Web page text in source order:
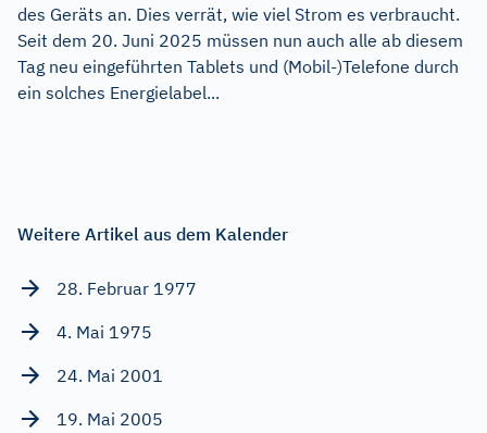
des Geräts an. Dies verrät, wie viel Strom es verbraucht.
Seit dem 20. Juni 2025 müssen nun auch alle ab diesem
Tag neu eingeführten Tablets und (Mobil-)Telefone durch
ein solches Energielabel...
Weitere Artikel aus dem Kalender
28. Februar 1977
4. Mai 1975
24. Mai 2001
19. Mai 2005